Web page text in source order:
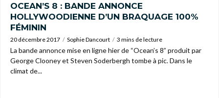
OCEAN’S 8 : BANDE ANNONCE
HOLLYWOODIENNE D’UN BRAQUAGE 100%
FÉMININ
20 décembre 2017 Sophie Dancourt 3 mins de lecture
La bande annonce mise en ligne hier de “Ocean’s 8” produit par
George Clooney et Steven Soderbergh tombe à pic. Dans le
climat de...